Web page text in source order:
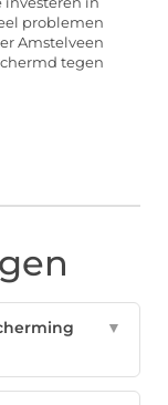
problemen
Amstelveen
tegen
▼